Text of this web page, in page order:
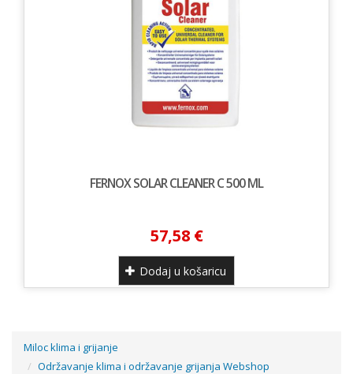
FERNOX SOLAR CLEANER C 500 ML
57,58 €
Dodaj u košaricu
Miloc klima i grijanje
Održavanje klima i održavanje grijanja Webshop